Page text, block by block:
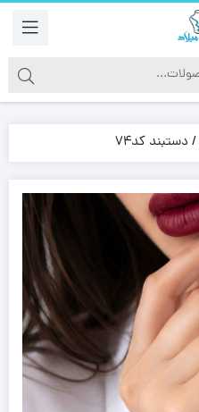
/ دستبند کد74